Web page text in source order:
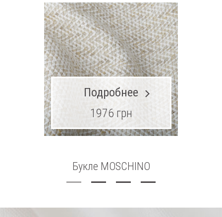
Букле MOSCHINO
Подробнее
1976 грн